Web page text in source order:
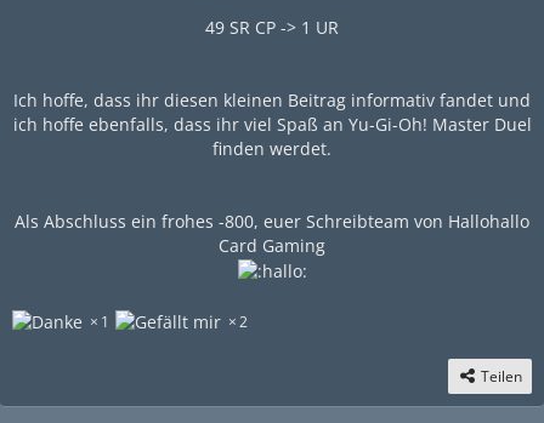
49 SR CP -> 1 UR
Ich hoffe, dass ihr diesen kleinen Beitrag informativ fandet und
ich hoffe ebenfalls, dass ihr viel Spaß an Yu-Gi-Oh! Master Duel
finden werdet.
Als Abschluss ein frohes -800, euer Schreibteam von Hallohallo
Card Gaming
1 2
Teilen